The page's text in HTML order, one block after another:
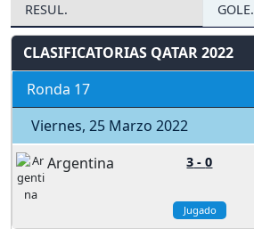
RESUL. GOLE.
CLASIFICATORIAS QATAR 2022
Ronda 17
Viernes, 25 Marzo 2022
Argentina
3 -0
Jugado